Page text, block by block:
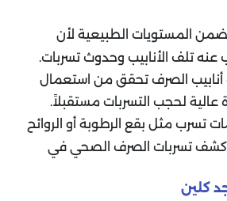
المستويات الطبيعية لأن
عنه تلف الأنابيب وحدوث تسربات.
أنابيب الصرف تحقق من استعمال
لحجب التسربات مستقبلاً.
تسرب مثل بقع الرطوبة أو الروائح
كشف تسربات الصرف الصحي في
كلين